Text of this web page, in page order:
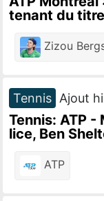
tenant du
Zizou
Tennis Ajout
Tennis: ATP -
lice, Ben
ATP